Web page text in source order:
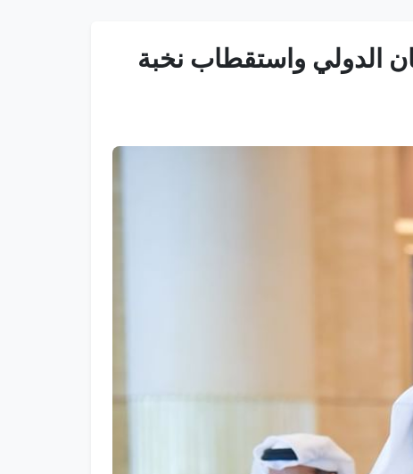
الدولي واستقطاب نخبة